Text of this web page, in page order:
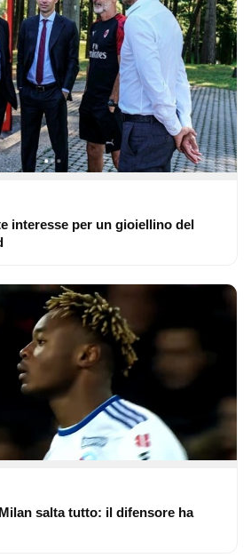
interesse per un gioiellino del
salta tutto: il difensore ha